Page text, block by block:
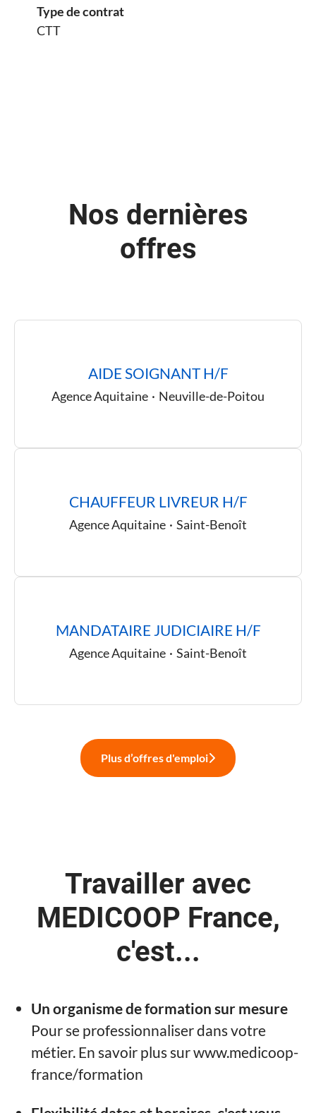
Type de contrat
CTT
Nos dernières
offres
AIDE SOIGNANT H/F
Agence Aquitaine · Neuville-de-Poitou
CHAUFFEUR LIVREUR H/F
Agence Aquitaine · Saint-Benoît
MANDATAIRE JUDICIAIRE H/F
Agence Aquitaine · Saint-Benoît
Plus d’offres d'emploi
Travailler avec
MEDICOOP France,
c'est...
Un organisme de formation sur mesure
Pour se professionnaliser dans votre
métier. En savoir plus sur www.medicoop-
france/formation